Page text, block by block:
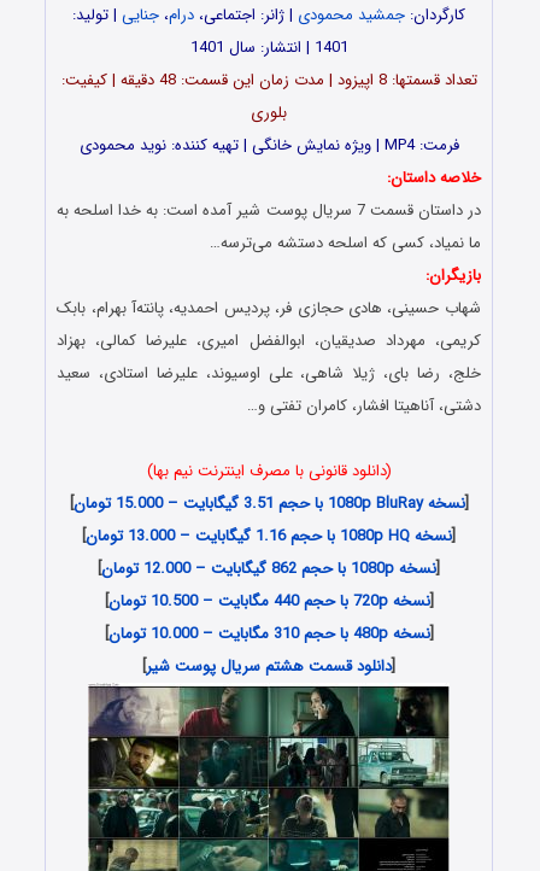
کارگردان: جمشید محمودی | ژانر: اجتماعی، درام، جنایی | تولید:
1401 | انتشار: سال 1401
تعداد قسمت‎ها: 8 اپیزود | مدت زمان این قسمت: 48 دقیقه | کیفیت:
بلوری
فرمت: MP4 | ویژه نمایش خانگی | تهیه کننده: نوید محمودی
خلاصه داستان:
در داستان قسمت 7 سریال پوست شیر آمده است: به خدا اسلحه به
ما نمیاد، کسی که اسلحه دستشه می‌ترسه…
بازیگران:
شهاب حسینی، هادی حجازی‌ فر، پردیس احمدیه، پانته‌آ بهرام، بابک
کریمی، مهرداد صدیقیان، ابوالفضل امیری، علیرضا کمالی، بهزاد
خلج، رضا بای، ژیلا شاهی، علی اوسیوند، علیرضا استادی، سعید
دشتی، آناهیتا افشار، کامران تفتی و…
(دانلود قانونی با مصرف اینترنت نیم بها)
[نسخه 1080p BluRay با حجم 3.51 گیگابایت – 15.000 تومان
]
[نسخه 1080p HQ با حجم 1.16 گیگابایت – 13.000 تومان
]
[نسخه 1080p با حجم 862 گیگابایت – 12.000 تومان
]
[نسخه 720p با حجم 440 مگابایت – 10.500 تومان
]
[نسخه 480p با حجم 310 مگابایت – 10.000 تومان
]
[دانلود قسمت هشتم سریال پوست شیر]